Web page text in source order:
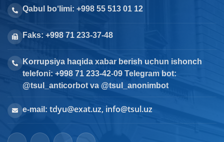
Qabul bo‘limi: +998 55 513 01 12
Faks: +998 71 233-37-48
Korrupsiya haqida xabar berish uchun ishonch
telefoni: +998 71 233-42-09 Telegram bot:
@tsul_anticorbot va @tsul_anonimbot
e-mail: tdyu@exat.uz, info@tsul.uz